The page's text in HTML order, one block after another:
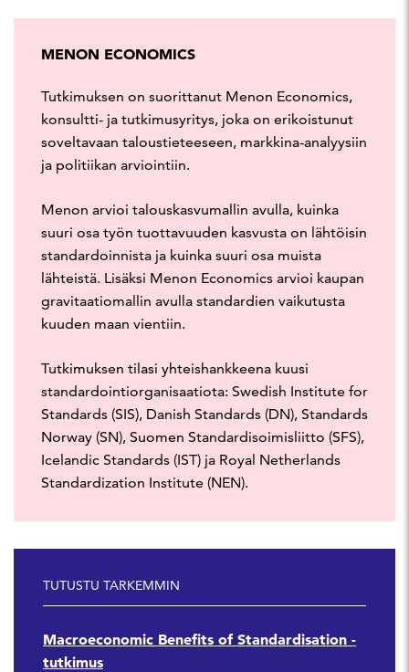
MENON ECONOMICS
Tutkimuksen on suorittanut Menon Economics,
konsultti- ja tutkimusyritys, joka on erikoistunut
soveltavaan taloustieteeseen, markkina-analyysiin
ja politiikan arviointiin.
Menon arvioi talouskasvumallin avulla, kuinka
suuri osa työn tuottavuuden kasvusta on lähtöisin
standardoinnista ja kuinka suuri osa muista
lähteistä. Lisäksi Menon Economics arvioi kaupan
gravitaatiomallin avulla standardien vaikutusta
kuuden maan vientiin.
Tutkimuksen tilasi yhteishankkeena kuusi
standardointiorganisaatiota: Swedish Institute for
Standards (SIS), Danish Standards (DN), Standards
Norway (SN), Suomen Standardisoimisliitto (SFS),
Icelandic Standards (IST) ja Royal Netherlands
Standardization Institute (NEN).
TUTUSTU TARKEMMIN
Macroeconomic Benefits of Standardisation -
tutkimus